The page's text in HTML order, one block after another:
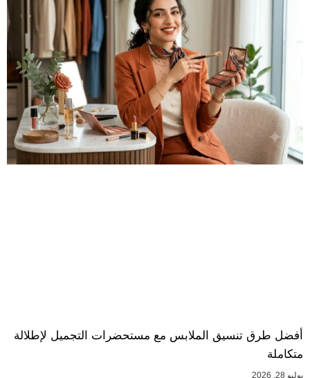
أفضل طرق تنسيق الملابس مع مستحضرات التجميل لإطلالة
متكاملة
يوليو 28, 2026